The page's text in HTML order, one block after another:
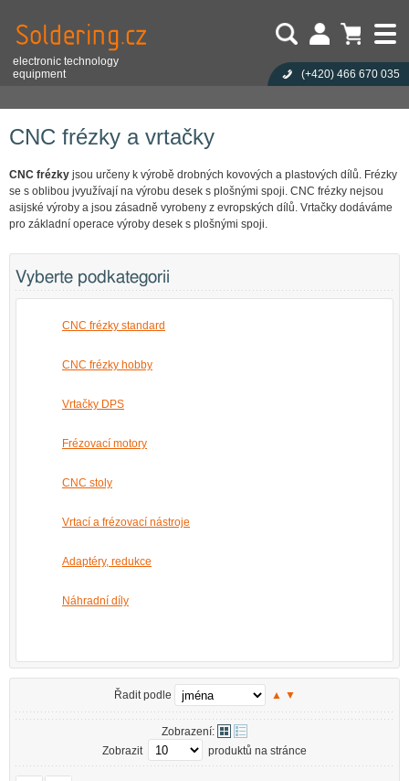
CNC frézky a vrtačky
CNC frézky jsou určeny k výrobě drobných kovových a plastových dílů. Frézky
se s oblibou jvyužívají na výrobu desek s plošnými spoji. CNC frézky nejsou
asijské výroby a jsou zásadně vyrobeny z evropských dílů. Vrtačky dodáváme
pro základní operace výroby desek s plošnými spoji.
Vyberte podkategorii
CNC frézky standard
CNC frézky hobby
Vrtačky DPS
Frézovací motory
CNC stoly
Vrtací a frézovací nástroje
Adaptéry, redukce
Náhradní díly
Řadit podle ▲ ▼
Zobrazení:
Zobrazit
produktů na stránce
electronic technology
equipment
(+420) 466 670 035
Nákupní košík je prázdný!
Počet produktů:0
Cena celkem:0,00 CZK
Heslo:
Zapoměli jste heslo?
Nová registrace